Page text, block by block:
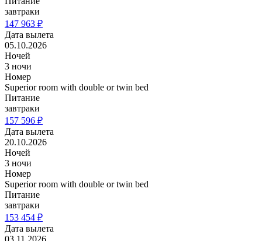
завтраки
147 963 ₽
Дата вылета
05.10.2026
Ночей
3 ночи
Номер
Superior room with double or twin bed
Питание
завтраки
157 596 ₽
Дата вылета
20.10.2026
Ночей
3 ночи
Номер
Superior room with double or twin bed
Питание
завтраки
153 454 ₽
Дата вылета
03.11.2026